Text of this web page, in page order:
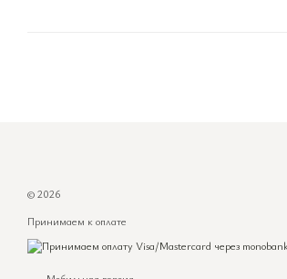
© 2026
Принимаем к оплате